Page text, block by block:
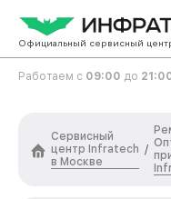
Официальный сервисный
Работаем с 09:00 до
Сервисный
центр Infratech
в Москве
/